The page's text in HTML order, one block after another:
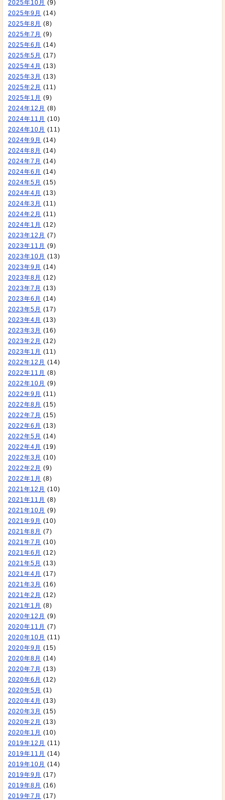
2025年10月 (9)
2025年9月 (14)
2025年8月 (8)
2025年7月 (9)
2025年6月 (14)
2025年5月 (17)
2025年4月 (13)
2025年3月 (13)
2025年2月 (11)
2025年1月 (9)
2024年12月 (8)
2024年11月 (10)
2024年10月 (11)
2024年9月 (14)
2024年8月 (14)
2024年7月 (14)
2024年6月 (14)
2024年5月 (15)
2024年4月 (13)
2024年3月 (11)
2024年2月 (11)
2024年1月 (12)
2023年12月 (7)
2023年11月 (9)
2023年10月 (13)
2023年9月 (14)
2023年8月 (12)
2023年7月 (13)
2023年6月 (14)
2023年5月 (17)
2023年4月 (13)
2023年3月 (16)
2023年2月 (12)
2023年1月 (11)
2022年12月 (14)
2022年11月 (8)
2022年10月 (9)
2022年9月 (11)
2022年8月 (15)
2022年7月 (15)
2022年6月 (13)
2022年5月 (14)
2022年4月 (19)
2022年3月 (10)
2022年2月 (9)
2022年1月 (8)
2021年12月 (10)
2021年11月 (8)
2021年10月 (9)
2021年9月 (10)
2021年8月 (7)
2021年7月 (10)
2021年6月 (12)
2021年5月 (13)
2021年4月 (17)
2021年3月 (16)
2021年2月 (12)
2021年1月 (8)
2020年12月 (9)
2020年11月 (7)
2020年10月 (11)
2020年9月 (15)
2020年8月 (14)
2020年7月 (13)
2020年6月 (12)
2020年5月 (1)
2020年4月 (13)
2020年3月 (15)
2020年2月 (13)
2020年1月 (10)
2019年12月 (11)
2019年11月 (14)
2019年10月 (14)
2019年9月 (17)
2019年8月 (16)
2019年7月 (17)